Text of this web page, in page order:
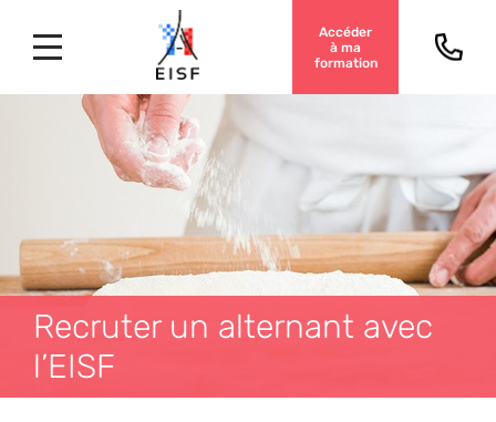
Accéder
à ma
formation
Recruter un alternant avec
l’EISF